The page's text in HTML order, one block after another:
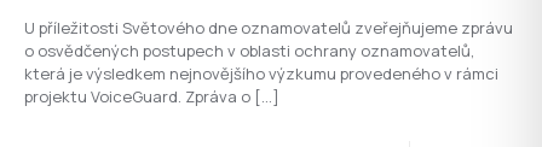
U příležitosti Světového dne oznamovatelů zveřejňujeme zprávu
o osvědčených postupech v oblasti ochrany oznamovatelů,
která je výsledkem nejnovějšího výzkumu provedeného v rámci
projektu VoiceGuard. Zpráva o […]